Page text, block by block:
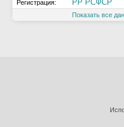
Регистрация: РР РСФСР
Показать все